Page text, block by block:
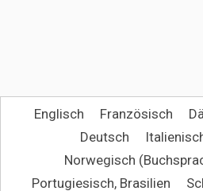
Englisch Französisch
Deutsch
Norwegisch
Portugiesisch, Brasilien